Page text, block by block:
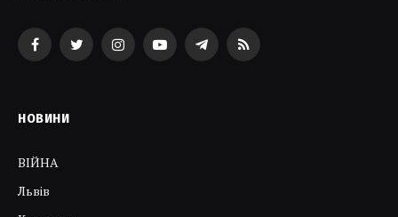
FacebookTwitterInstagramYouTubeTelegramRSS
НОВИНИ
ВІЙНА
Львів